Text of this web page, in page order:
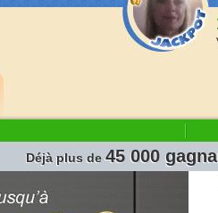
Déjà plus de45 000